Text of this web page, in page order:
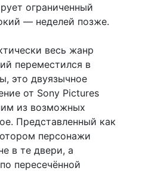
ограниченный
— неделей позже.
весь жанр
переместился в
это двуязычное
от Sony Pictures
из возможных
Представленный как
персонажи
в те двери, а
пересечённой